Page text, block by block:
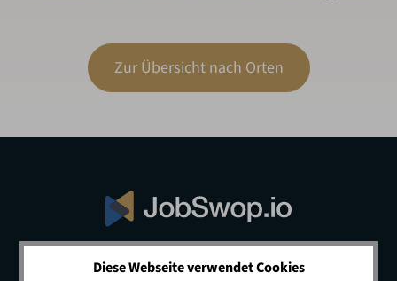
Zur Übersicht nach Orten
Diese Webseite verwendet Cookies